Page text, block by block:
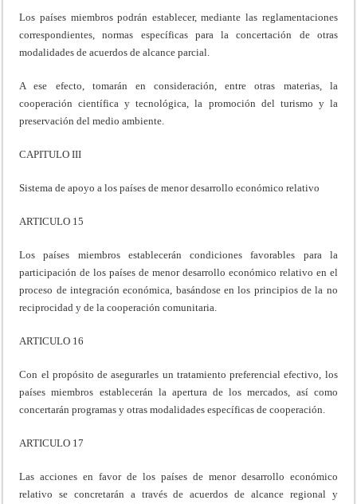
Los países miembros podrán establecer, mediante las reglamentaciones
correspondientes, normas específicas para la concertación de otras
modalidades de acuerdos de alcance parcial.
A ese efecto, tomarán en consideración, entre otras materias, la
cooperación científica y tecnológica, la promoción del turismo y la
preservación del medio ambiente.
CAPITULO III
Sistema de apoyo a los países de menor desarrollo económico relativo
ARTICULO 15
Los países miembros establecerán condiciones favorables para la
participación de los países de menor desarrollo económico relativo en el
proceso de integración económica, basándose en los principios de la no
reciprocidad y de la cooperación comunitaria.
ARTICULO 16
Con el propósito de asegurarles un tratamiento preferencial efectivo, los
países miembros establecerán la apertura de los mercados, así como
concertarán programas y otras modalidades específicas de cooperación.
ARTICULO 17
Las acciones en favor de los países de menor desarrollo económico
relativo se concretarán a través de acuerdos de alcance regional y